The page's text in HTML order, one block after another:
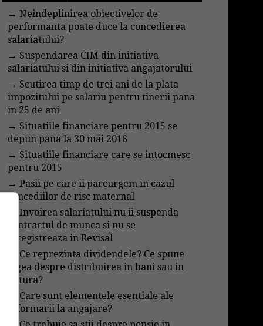
→Neindeplinirea obiectivelor de
performanta poate duce la concedierea
salariatului?
→ Suspendarea CIM din initiativa
salariatului si din initiativa angajatorului
→ Scutirea timp de trei ani de la plata
impozitului pe salariu pentru tinerii pana
in 25 de ani
→ Situatiile financiare pentru 2015 se
depun pana la 30 mai 2016
→ Situatiile financiare care se intocmesc
pentru 2015
→Pasii pe care ii parcurgem in cazul
concediilor de risc maternal
→Invoirea salariatului nu ii suspenda
contractul de munca si nu se
inregistreaza in Revisal
Ce reprezinta dividendele? Ce spune
legea despre distribuirea in bani sau in
natura?
Care sunt elementele esentiale ale
informarii la angajare?